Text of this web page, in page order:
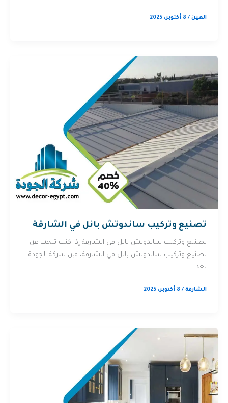
العين/ 8 أكتوبر، 2025
تصنيع وتركيب ساندوتش بانل في الشارقة
تصنيع وتركيب ساندوتش بانل في الشارقة إذا كنت تبحث عن
تصنيع وتركيب ساندوتش بانل في الشارقة، فإن شركة الجودة
تعد
الشارقة/ 8 أكتوبر، 2025